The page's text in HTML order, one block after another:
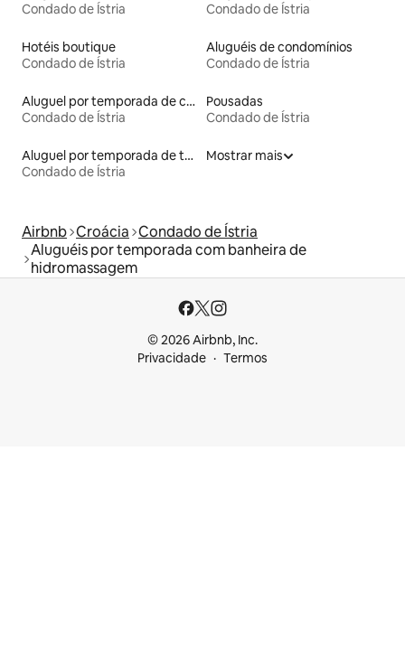
Condado de Ístria
Condado de Ístria
Hotéis boutique
Condado de Ístria
Aluguéis de condomínios
Condado de Ístria
Aluguel por temporada de casas de veraneio
Condado de Ístria
Pousadas
Condado de Ístria
Aluguel por temporada de townhouses
Condado de Ístria
Mostrar mais
Airbnb Croácia Condado de Ístria
Aluguéis por temporada com banheira de
hidromassagem
© 2026 Airbnb, Inc.
Privacidade
Termos